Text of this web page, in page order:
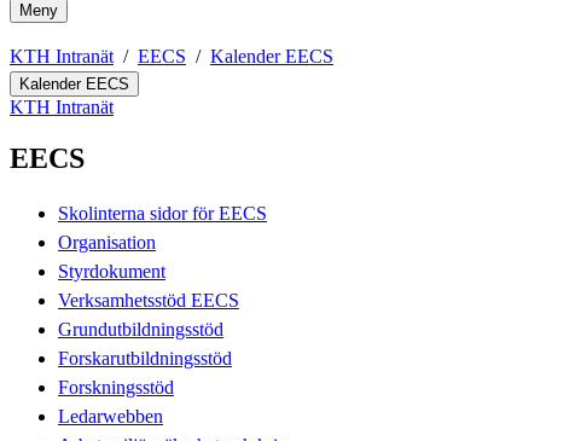
Meny
KTH Intranät EECS Kalender EECS
Kalender EECS
KTH Intranät
EECS
Skolinterna sidor för EECS
Organisation
Styrdokument
Verksamhetsstöd EECS
Grundutbildningsstöd
Forskarutbildningsstöd
Forskningsstöd
Ledarwebben